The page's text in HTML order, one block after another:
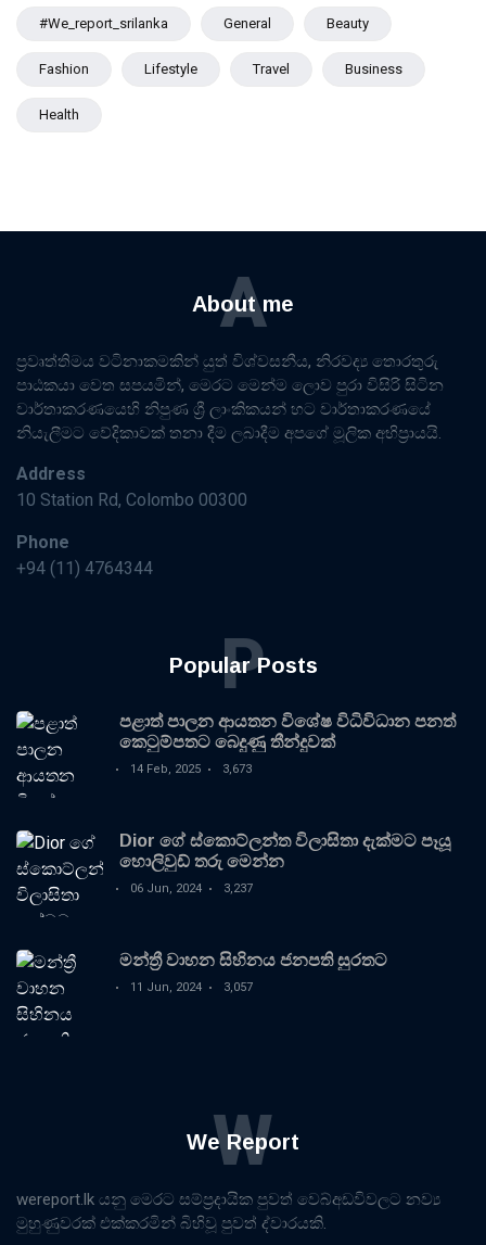
#we_report_srilanka General Beauty
Fashion Lifestyle Travel Business
Health
About me
A
ප්‍රවෘත්තිමය වටිනාකමකින් යුත් විශ්වසනීය, නිරවද්‍ය තොරතුරු
පාඨකයා වෙත සපයමින්, මෙරට මෙන්ම ලොව පුරා විසිරි සිටින
වාර්තාකරණයෙහි නිපුණ ශ්‍රී ලාංකිකයන් හට වාර්තාකරණයේ
නියැලීමට වේදිකාවක් තනා දීම ලබාදීම අපගේ මූලික අභිප්‍රායයි.
Address
10 Station Rd, Colombo 00300
Phone
+94 (11) 4764344
Popular Posts
P
පළාත් පාලන ආයතන විශේෂ විධිවිධාන පනත්
කෙටුම්පතට බෙදුණු තීන්දුවක්
14 Feb, 2025 3,673
Dior ගේ ස්කොට්ලන්ත විලාසිතා දැක්මට පෑයූ
හොලිවුඩ් තරු මෙන්න
06 Jun, 2024 3,237
මන්ත්‍රී වාහන සිහිනය ජනපති සුරතට
11 Jun, 2024 3,057
We Report
W
wereport.lk යනු මෙරට සම්ප්‍රදායික පුවත් වෙබ්අඩවිවලට නව්‍ය
මුහුණුවරක් එක්කරමින් බිහිවූ පුවත් ද්වාරයකි.